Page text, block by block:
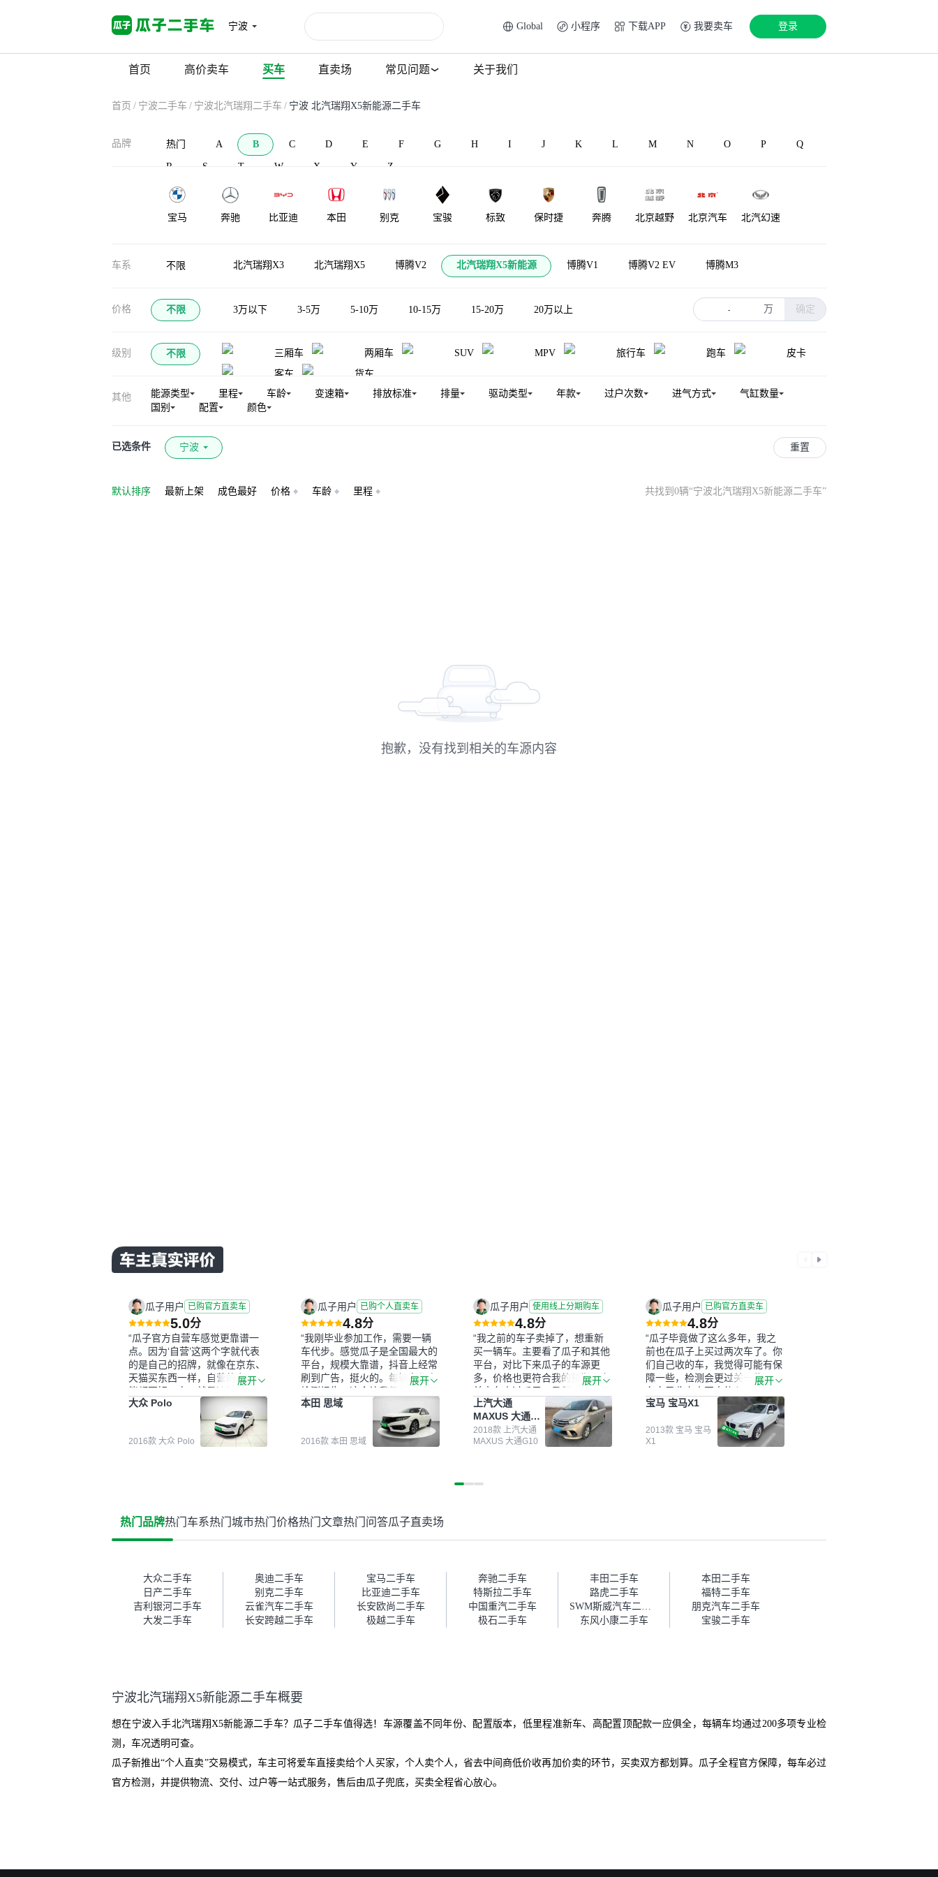
宁波 Global 小程序 下载APP 我要卖车 登录
首页 高价卖车 买车 直卖场 常见问题 关于我们
首页 / 宁波二手车 / 宁波北汽瑞翔二手车 / 宁波 北汽瑞翔X5新能源二手车
品牌 热门 A B C D E F G H I J K L M N O P Q
R S T W X Y Z
宝马 奔驰 比亚迪 本田 别克 宝骏 标致 保时捷 奔腾 北京越野 北京汽车 北汽幻速
宝沃 北汽新能源 北汽威旺
BAW北汽制
造
北汽昌河 比速汽车 北汽瑞翔 宾利 百智新能源 铂驰 博速
布加迪
车系 不限 北汽瑞翔X3 北汽瑞翔X5 博腾V2 北汽瑞翔X5新能源 博腾V1 博腾V2 EV 博腾M3
价格 不限 3万以下 3-5万 5-10万 10-15万 15-20万 20万以上 - 万 确定
级别 不限 三厢车 两厢车 SUV MPV 旅行车 跑车
皮卡
客车
货车
其他 能源类型 里程 车龄 变速箱 排放标准 排量 驱动类型 年款 过户次数 进气方式
气缸数量
国别
配置 颜色
已选条件 宁波 重置
默认排序 最新上架 成色最好 价格 车龄 里程 共找到0辆“宁波北汽瑞翔X5新能源二手车”
抱歉，没有找到相关的车源内容
瓜子用户 已购官方直卖车
5.0分
“瓜子官方自营车感觉更靠谱一
点。因为‘自营’这两个字就代表
的是自己的招牌，就像在京东、
天猫买东西一样，自营的东西可
能都要好一点。就是这种刻板印
象吧。一开始买二手车的时候，
我确实有担心过事故车、泡水车
这些问题。瓜子的检测报告其实
并不能完全打消顾虑，因为我也
果跟你们的报告是符合的，所以
这次车况没问题。购车流程挺快
车。去之前我提前跟交接人员说
好，到了之后要当着我的面再做
一次复检，你们也安排了师傅，
服务可以，速度很快。体验下来
自营车的感觉是要比个人车好一
我协商，主动权在平台手里。”
展开
大众 Polo
2016款 大众 Polo
瓜子用户 已购个人直卖车
4.8分
“我刚毕业参加工作，需要一辆
车代步。感觉瓜子是全国最大的
平台，规模大靠谱，抖音上经常
刷到广告，挺火的。每辆车都有
检测报告，这个让我很放心。去
外面买车全凭卖家一张嘴，不敢
买。我买了本田思域，白色，过
户次数少，公里数符合，虽然价
格比我心理预期略高一点，但瓜
价格比车商那便宜，车况也有检
展开
本田 思域
2016款 本田 思域
瓜子用户 使用线上分期购车
4.8分
“我之前的车子卖掉了，想重新
买一辆车。主要看了瓜子和其他
平台，对比下来瓜子的车源更
多，价格也更符合我的预期。之
前卖车来过瓜子，虽然价格没谈
成，但APP一直留着。瓜子毕竟
是大平台，整体印象还好。我最
终买了一台上汽大通，18年的
车，公里数9万多，符合我的要
捷，其他平台的分期需要到当地
障。”
展开
上汽大通
MAXUS 大通
G10
2018款 上汽大通
MAXUS 大通G10
瓜子用户 已购官方直卖车
4.8分
“瓜子毕竟做了这么多年，我之
前也在瓜子上买过两次车了。你
们自己收的车，我觉得可能有保
障一些，检测会更过关一些。平
台自己收上来再卖的车，应该更
可靠。我买的是宝马X1，主要看
中它的价格和公里数比较合适。
另外，瓜子承诺无火烧、无事
故、无泡水、无调表，在平台自
帮我谈价。自营车我讲过价，最
后是通过花一块钱买优惠券的方
式，便宜了800块钱成交。”
展开
宝马 宝马X1
2013款 宝马 宝马
X1
热门品牌热门车系热门城市热门价格热门文章热门问答瓜子直卖场
大众二手车 奥迪二手车 宝马二手车 奔驰二手车 丰田二手车
本田二手车
日产二手车
别克二手车 比亚迪二手车 特斯拉二手车 路虎二手车
福特二手车
吉利银河二手车
云雀汽车二手车 长安欧尚二手车 中国重汽二手车 SWM斯威汽车二手车
朋克汽车二手车
大发二手车
长安跨越二手车 极越二手车 极石二手车 东风小康二手车 宝骏二手车
宁波北汽瑞翔X5新能源二手车概要
想在宁波入手北汽瑞翔X5新能源二手车？瓜子二手车值得选！车源覆盖不同年份、配置版本，低里程准新车、高配置顶配款一应俱全，每辆车均通过200多项专业检
测，车况透明可查。
瓜子新推出“个人直卖”交易模式，车主可将爱车直接卖给个人买家，个人卖个人，省去中间商低价收再加价卖的环节，买卖双方都划算。瓜子全程官方保障，每车必过
官方检测，并提供物流、交付、过户等一站式服务，售后由瓜子兜底，买卖全程省心放心。